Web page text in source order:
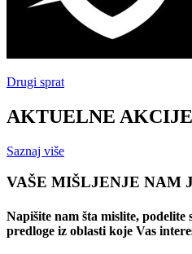
Drugi sprat
AKTUELNE
Saznaj više
VAŠE MIŠLJENJE NAM
Napišite nam šta mislite,
predloge iz oblasti koje Vas